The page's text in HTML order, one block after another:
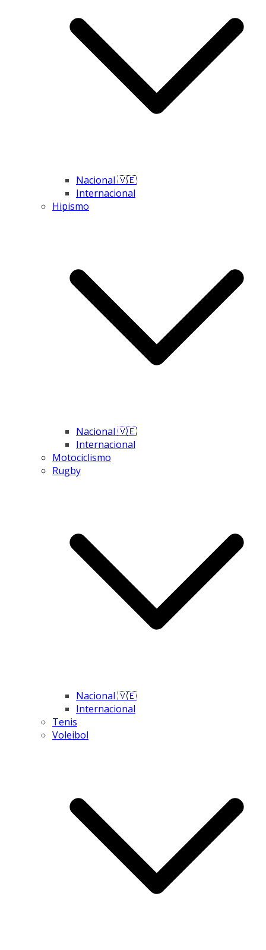
Nacional 🇻🇪
Internacional
Hipismo
Nacional 🇻🇪
Internacional
Motociclismo
Rugby
Nacional 🇻🇪
Internacional
Tenis
Voleibol